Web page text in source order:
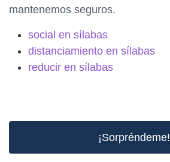
mantenemos seguros.
social en sílabas
distanciamiento en sílabas
reducir en sílabas
¡Sorpréndeme!